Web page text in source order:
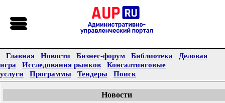
Главная Новости Бизнес-форум Библиотека
Деловая
игра
Исследования рынков
Консалтинговые
услуги
Программы Тендеры Поиск
Новости